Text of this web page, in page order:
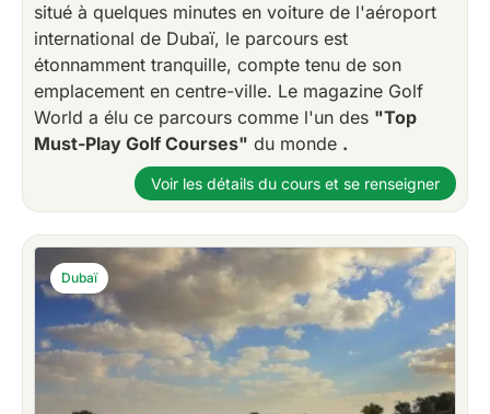
situé à quelques minutes en voiture de l'aéroport
international de Dubaï, le parcours est
étonnamment tranquille, compte tenu de son
emplacement en centre-ville. Le magazine Golf
World a élu ce parcours comme l'un des "Top
Must-Play Golf Courses" du monde .
Voir les détails du cours et se renseigner
Dubaï